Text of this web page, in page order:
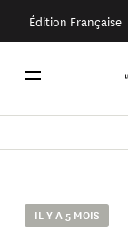
Édition Française
IL Y A 5 MOIS